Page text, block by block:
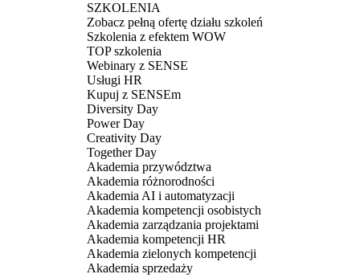
SZKOLENIA
Zobacz pełną ofertę działu szkoleń
Szkolenia z efektem WOW
TOP szkolenia
Webinary z SENSE
Usługi HR
Kupuj z SENSEm
Diversity Day
Power Day
Creativity Day
Together Day
Akademia przywództwa
Akademia różnorodności
Akademia AI i automatyzacji
Akademia kompetencji osobistych
Akademia zarządzania projektami
Akademia kompetencji HR
Akademia zielonych kompetencji
Akademia sprzedaży